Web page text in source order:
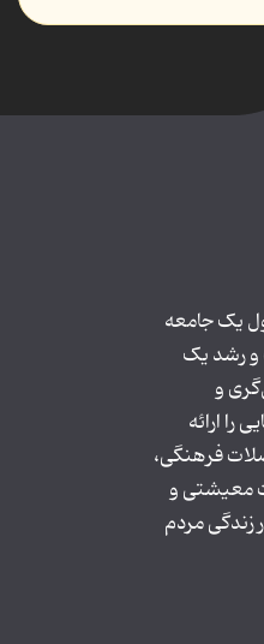
یک جامعه
و رشد یک
و
را ارائه
فرهنگی،
معیشتی و
مردم